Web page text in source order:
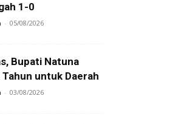
1-0
- 05/08/2026
Bupati Natuna
untuk Daerah
- 03/08/2026